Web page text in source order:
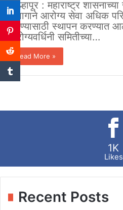
कोल्हापूर : महाराष्ट्र
विभागाने आरोग्य सेवा अधिक
करण्यासाठी स्थापन करण्यात
आरोग्यवर्धिनी समितीच्या…
Read More »
1K
Likes
Recent Posts